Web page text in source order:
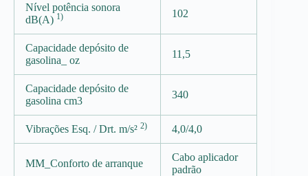
Nível potência sonora
dB(A) 1) 102
Capacidade depósito de
gasolina_ oz
11,5
Capacidade depósito de
gasolina cm3
340
Vibrações Esq. / Drt. m/s² 2) 4,0/4,0
MM_Conforto de arranque
Cabo aplicador
padrão